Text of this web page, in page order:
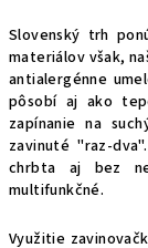
Slovenský trh
materiálov však,
antialergénne
pôsobí aj ako
zapínanie na
zavinuté "raz-
chrbta aj bez
multifunkčné.
Využitie